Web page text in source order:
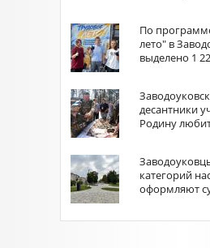
По
лето" в
выделено 1
десантники
Родину
категорий
оформляют